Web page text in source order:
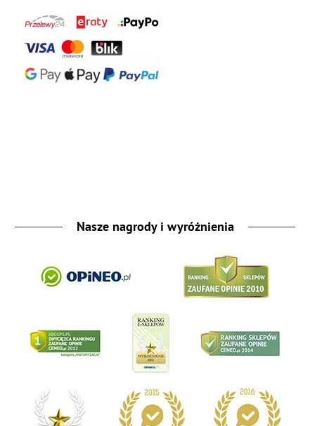
Nasze nagrody i wyróżnienia